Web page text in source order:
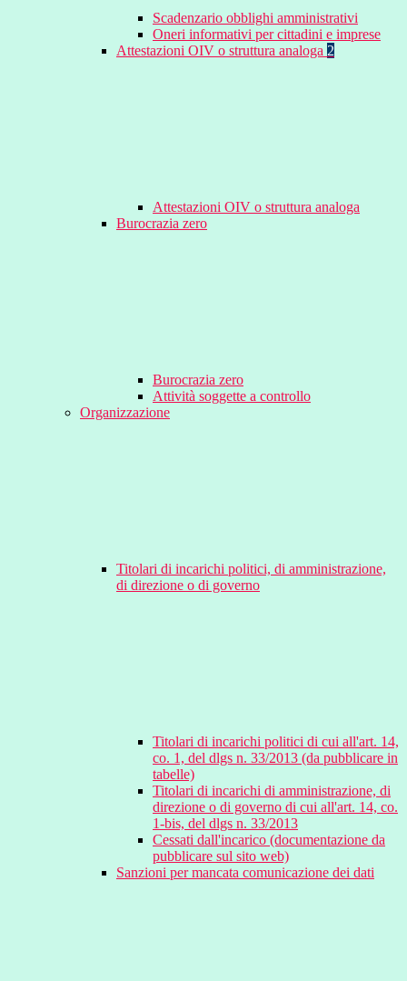
Scadenzario obblighi amministrativi
Oneri informativi per cittadini e imprese
Attestazioni OIV o struttura analoga 2
Attestazioni OIV o struttura analoga
Burocrazia zero
Burocrazia zero
Attività soggette a controllo
Organizzazione
Titolari di incarichi politici, di amministrazione,
di direzione o di governo
Titolari di incarichi politici di cui all'art. 14,
co. 1, del dlgs n. 33/2013 (da pubblicare in
tabelle)
Titolari di incarichi di amministrazione, di
direzione o di governo di cui all'art. 14, co.
1-bis, del dlgs n. 33/2013
Cessati dall'incarico (documentazione da
pubblicare sul sito web)
Sanzioni per mancata comunicazione dei dati